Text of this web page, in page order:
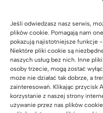
Jeśli odwiedzasz nasz serwis,
plików cookie. Pomagają nam
pokazują najistotniejsze funkcje -
Niektóre pliki cookie są
naszych usług bez nich. Inne
osoby trzecie, mogą zostać
może nie działać tak dobrze, a
zainteresowań. Klikając przycisk
korzystanie z naszej strony
używanie przez nas plików
Lada
LED dla
Niemiec
24 lipca